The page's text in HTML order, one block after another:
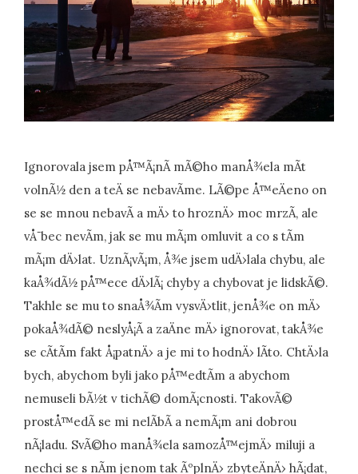
Ignorovala jsem pÅ™Ã¡nÃ­ mÃ©ho manÅ¾ela mÃ­t
volnÃ½ den a teÄ se nebavÃ­me. LÃ©pe Å™eÄeno on
se se mnou nebavÃ­ a mÄ› to hroznÄ› moc mrzÃ­, ale
vÅ¯bec nevÃ­m, jak se mu mÃ¡m omluvit a co s tÃ­m
mÃ¡m dÄ›lat. UznÃ¡vÃ¡m, Å¾e jsem udÄ›lala chybu, ale
kaÅ¾dÃ½ pÅ™ece dÄ›lÃ¡ chyby a chybovat je lidskÃ©.
Takhle se mu to snaÅ¾Ã­m vysvÄ›tlit, jenÅ¾e on mÄ›
pokaÅ¾dÃ© neslyÅ¡Ã­ a zaÄne mÄ› ignorovat, takÅ¾e
se cÃ­tÃ­m fakt Å¡patnÄ› a je mi to hodnÄ› lÃ­to. ChtÄ›la
bych, abychom byli jako pÅ™edtÃ­m a abychom
nemuseli bÃ½t v tichÃ© domÃ¡cnosti. TakovÃ©
prostÅ™edÃ­ se mi nelÃ­bÃ­ a nemÃ¡m ani dobrou
nÃ¡ladu. SvÃ©ho manÅ¾ela samozÅ™ejmÄ› miluji a
nechci se s nÃ­m jenom tak ÃºplnÄ› zbyteÄnÄ› hÃ¡dat,